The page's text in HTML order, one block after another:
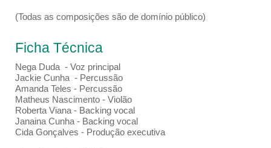
(Todas as composições são de domínio público)
Ficha Técnica
Nega Duda - Voz principal
Jackie Cunha - Percussão
Amanda Teles - Percussão
Matheus Nascimento - Violão
Roberta Viana - Backing vocal
Janaina Cunha - Backing vocal
Cida Gonçalves - Produção executiva